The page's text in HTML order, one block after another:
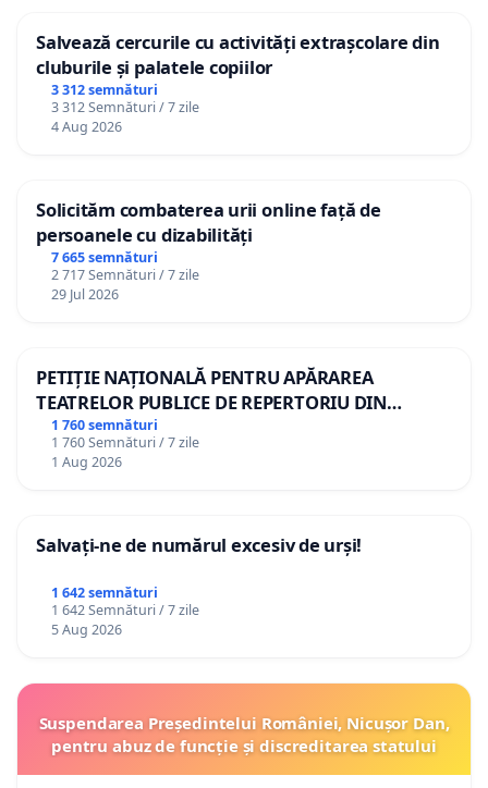
Salvează cercurile cu activități extrașcolare din
cluburile și palatele copiilor
3 312 semnături
3 312 Semnături / 7 zile
4 Aug 2026
Solicităm combaterea urii online față de
persoanele cu dizabilități
7 665 semnături
2 717 Semnături / 7 zile
29 Jul 2026
PETIȚIE NAȚIONALĂ PENTRU APĂRAREA
TEATRELOR PUBLICE DE REPERTORIU DIN
ROMÂNIA
1 760 semnături
1 760 Semnături / 7 zile
1 Aug 2026
Salvați-ne de numărul excesiv de urși!
1 642 semnături
1 642 Semnături / 7 zile
5 Aug 2026
Suspendarea Președintelui României, Nicușor Dan,
pentru abuz de funcție și discreditarea statului